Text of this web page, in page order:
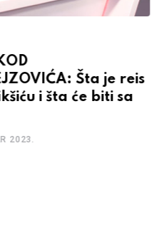
Šta je reis
i šta će biti sa
2023.